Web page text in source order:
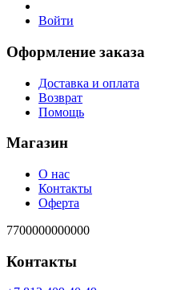
Войти
Оформление заказа
Доставка и оплата
Возврат
Помощь
Магазин
О нас
Контакты
Оферта
7700000000000
Контакты